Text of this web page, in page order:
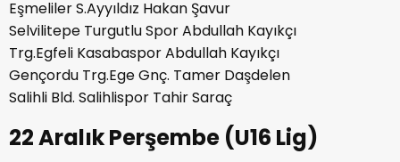
Eşmeliler S.Ayyıldız Hakan Şavur
Selvilitepe Turgutlu Spor Abdullah Kayıkçı
Trg.Egfeli Kasabaspor Abdullah Kayıkçı
Gençordu Trg.Ege Gnç. Tamer Daşdelen
Salihli Bld. Salihlispor Tahir Saraç
22 Aralık Perşembe (U16 Lig)